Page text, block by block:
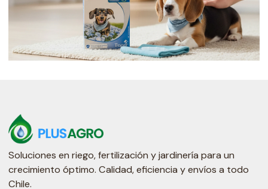
Soluciones en riego, fertilización y jardinería para un
crecimiento óptimo. Calidad, eficiencia y envíos a todo
Chile.